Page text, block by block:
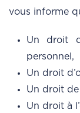
vous informe
Un droit
personnel,
Un droit
Un droit
Un droit à